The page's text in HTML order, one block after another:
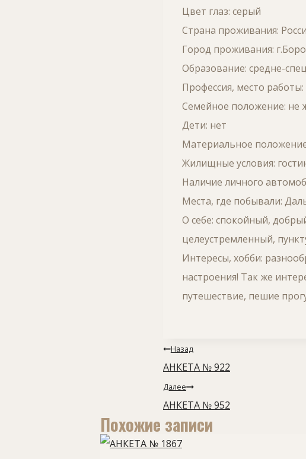
Цвет глаз: серый
Страна проживания:
Город проживания:
Образование: средне-
Профессия, место
Семейное положение: не
Дети: нет
Материальное
Жилищные условия:
Наличие личного
Места, где побывали:
О себе: спокойный,
целеустремленный,
Интересы, хобби:
настроения! Так же
путешествие, пешие
Навигация
по
записям
Назад
АНКЕТА № 922
Далее
АНКЕТА № 952
Похожие записи